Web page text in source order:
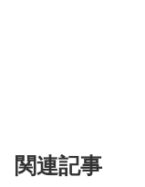
関連記事